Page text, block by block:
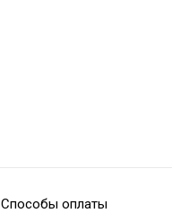
Способы оплаты